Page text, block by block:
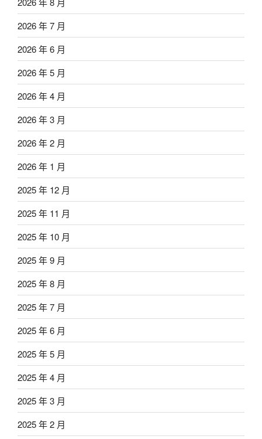
2026 年 7 月
2026 年 6 月
2026 年 5 月
2026 年 4 月
2026 年 3 月
2026 年 2 月
2026 年 1 月
2025 年 12 月
2025 年 11 月
2025 年 10 月
2025 年 9 月
2025 年 8 月
2025 年 7 月
2025 年 6 月
2025 年 5 月
2025 年 4 月
2025 年 3 月
2025 年 2 月